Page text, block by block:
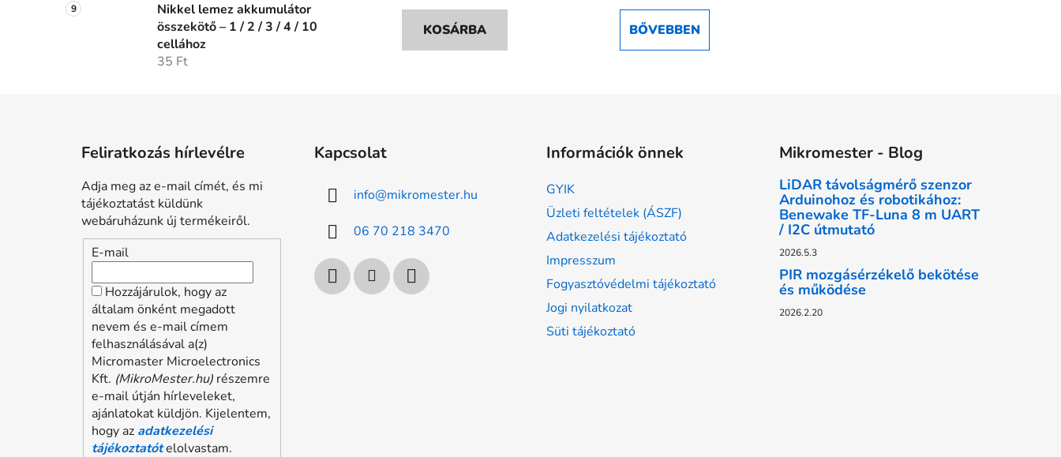
Nikkel lemez akkumulátor
összekötő – 1 / 2 / 3 / 4 / 10
cellához
35 Ft
KOSÁRBA BŐVEBBEN
Feliratkozás hírlevélre
Adja meg az e-mail címét, és mi
tájékoztatást küldünk
webáruházunk új termékeiről.
E-mail
Hozzájárulok, hogy az
általam önként megadott
nevem és e-mail címem
felhasználásával a(z)
Micromaster Microelectronics
Kft. (MikroMester.hu) részemre
e-mail útján hírleveleket,
ajánlatokat küldjön. Kijelentem,
hogy az adatkezelési
tájékoztatótelolvastam.
Kapcsolat
info@mikromester.hu
06 70 218 3470
Információk önnek
GYIK
Üzleti feltételek (ÁSZF)
Adatkezelési tájékoztató
Impresszum
Fogyasztóvédelmi tájékoztató
Jogi nyilatkozat
Süti tájékoztató
Mikromester - Blog
LiDAR távolságmérő szenzor
Arduinohoz és robotikához:
Benewake TF-Luna 8 m UART
/ I2C útmutató
2026.5.3
PIR mozgásérzékelő bekötése
és működése
2026.2.20